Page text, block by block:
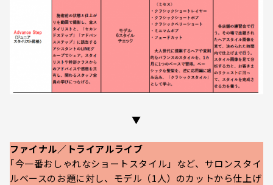
▼
ファイナル／トライアルライブ
｢今一番おしゃれなショートスタイル」など、サロンスタイ
ルベースのお題に対し、モデル（1人）のカットから仕上げ